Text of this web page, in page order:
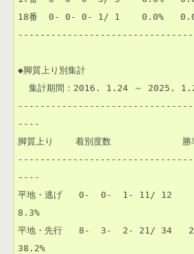
18番  0- 0- 0- 1/ 1    0.0%
◆脚質上り別集計
----
脚質上り    着別度数             勝率
----
平地・逃げ   0-  0-  1- 11/ 12
8.3%
平地・先行   8-  3-  2- 21/ 34
38.2%